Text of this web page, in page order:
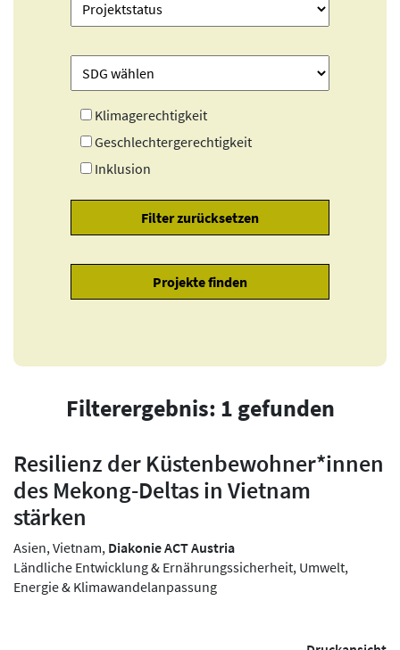
Klimagerechtigkeit
Geschlechtergerechtigkeit
Inklusion
Filterergebnis: 1 gefunden
Resilienz der Küstenbewohner*innen
des Mekong-Deltas in Vietnam
stärken
Asien, Vietnam, Diakonie ACT Austria
Ländliche Entwicklung & Ernährungssicherheit, Umwelt,
Energie & Klimawandelanpassung